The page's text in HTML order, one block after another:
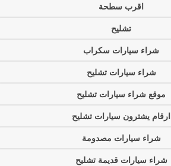
اقرب سطحة
تشليح
شراء سيارات سكراب
شراء سيارات تشليح
موقع شراء سيارات تشليح
ارقام يشترون سيارات تشليح
شراء سيارات مصدومة
شراء سيارات قديمة تشليح